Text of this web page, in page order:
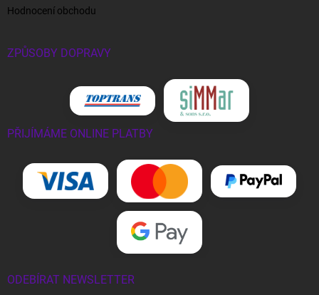
Hodnocení obchodu
ZPŮSOBY DOPRAVY
PŘIJÍMÁME ONLINE PLATBY
ODEBÍRAT NEWSLETTER